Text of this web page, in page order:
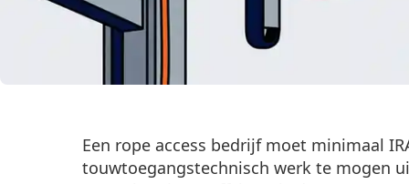
Een rope access bedrijf moet minimaal
touwtoegangstechnisch werk te mogen